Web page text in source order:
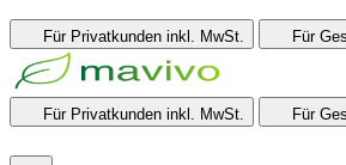
Für Privatkunden inkl. MwSt. Für
Für Privatkunden inkl. MwSt. Für